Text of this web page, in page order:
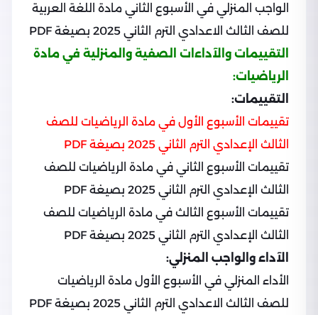
الواجب المنزلي في الأسبوع الثاني مادة اللغة العربية
للصف الثالث الاعدادي الترم الثاني 2025 بصيغة PDF
التقييمات والآداءات الصفية والمنزلية في مادة
الرياضيات:
التقييمات:
تقييمات الأسبوع الأول في مادة الرياضيات للصف
الثالث الإعدادي الترم الثاني 2025 بصيغة PDF
تقييمات الأسبوع الثاني في مادة الرياضيات للصف
الثالث الإعدادي الترم الثاني 2025 بصيغة PDF
تقييمات الأسبوع الثالث في مادة الرياضيات للصف
الثالث الإعدادي الترم الثاني 2025 بصيغة PDF
الآداء والواجب المنزلي:
الأداء المنزلي في الأسبوع الأول مادة الرياضيات
للصف الثالث الاعدادي الترم الثاني 2025 بصيغة PDF